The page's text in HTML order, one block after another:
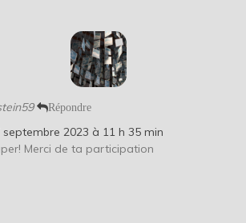
Répondre
septembre 2023 à 11 h 35 min
Merci de ta participation